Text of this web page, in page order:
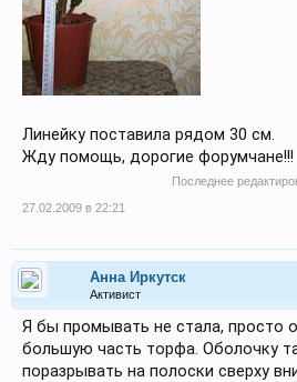
Линейку поставила рядом 30 см.
Жду помощь, дорогие форумчане!!!
Последнее
27.02.2009 в 22:21
Анна Иркутск
Активист
Я бы промывать не стала, просто
большую часть торфа. Оболочку
поразрывать на полоски сверху